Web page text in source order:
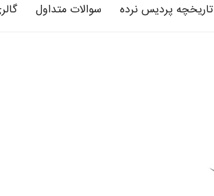
تاریخچه پردیس نرده سوالات متداول